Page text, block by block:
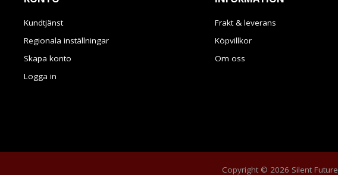
Kundtjänst
Regionala inställningar
Skapa konto
Logga in
Frakt & leverans
Köpvillkor
Om oss
Copyright © 2026 Silent